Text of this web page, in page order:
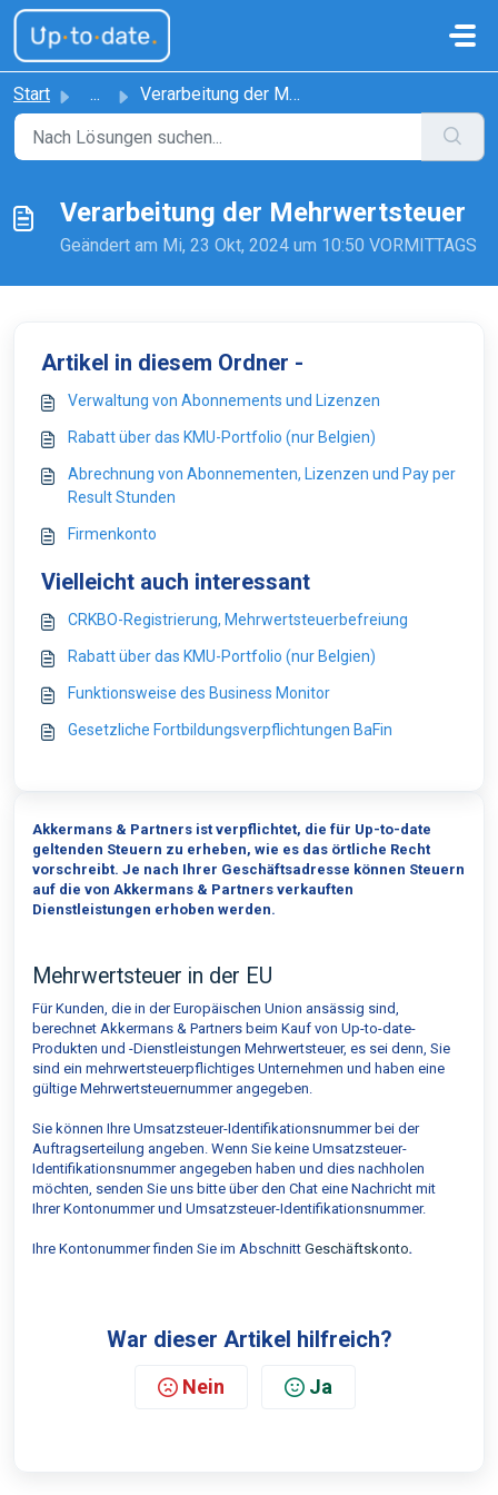
Zum hauptsächlichen Inhalt gehen
Start ... Verarbeitung der Mehrwertsteuer
Verarbeitung der Mehrwertsteuer
Geändert am Mi, 23 Okt, 2024 um 10:50 VORMITTAGS
Artikel in diesem Ordner -
Verwaltung von Abonnements und Lizenzen
Rabatt über das KMU-Portfolio (nur Belgien)
Abrechnung von Abonnementen, Lizenzen und Pay per
Result Stunden
Firmenkonto
Vielleicht auch interessant
CRKBO-Registrierung, Mehrwertsteuerbefreiung
Rabatt über das KMU-Portfolio (nur Belgien)
Funktionsweise des Business Monitor
Gesetzliche Fortbildungsverpflichtungen BaFin
Akkermans & Partners ist verpflichtet, die für Up-to-date
geltenden Steuern zu erheben, wie es das örtliche Recht
vorschreibt. Je nach Ihrer Geschäftsadresse können Steuern
auf die von Akkermans & Partners verkauften
Dienstleistungen erhoben werden.
Mehrwertsteuer in der EU
Für Kunden, die in der Europäischen Union ansässig sind,
berechnet Akkermans & Partners beim Kauf von Up-to-date-
Produkten und -Dienstleistungen Mehrwertsteuer, es sei denn, Sie
sind ein mehrwertsteuerpflichtiges Unternehmen und haben eine
gültige Mehrwertsteuernummer angegeben.
Sie können Ihre Umsatzsteuer-Identifikationsnummer bei der
Auftragserteilung angeben. Wenn Sie keine Umsatzsteuer-
Identifikationsnummer angegeben haben und dies nachholen
möchten, senden Sie uns bitte über den Chat eine Nachricht mit
Ihrer Kontonummer und Umsatzsteuer-Identifikationsnummer.
Ihre Kontonummer finden Sie im Abschnitt Geschäftskonto.
War dieser Artikel hilfreich?
Nein Ja